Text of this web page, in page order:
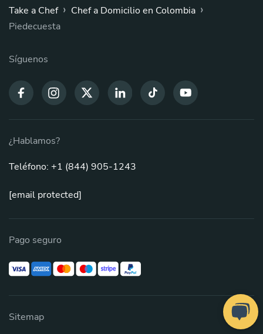
Take a Chef › Chef a Domicilio en Colombia ›
Piedecuesta
Síguenos
¿Hablamos?
Teléfono: +1 (844) 905-1243
[email protected]
Pago seguro
Sitemap